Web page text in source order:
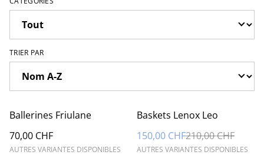
TRIER PAR
Ballerines Friulane
70,00 CHF
AUTRES VARIANTES DISPONIBLES
%
Baskets Lenox Leo
150,00 CHF210,00 CHF
AUTRES VARIANTES DISPONIBLES